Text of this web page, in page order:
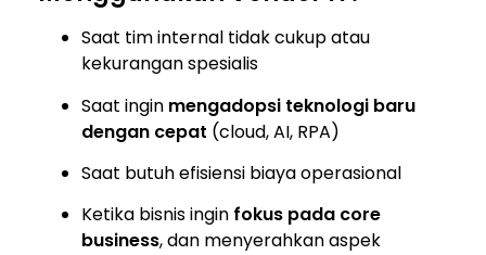
Saat tim internal tidak cukup atau
kekurangan spesialis
Saat ingin mengadopsi teknologi baru
dengan cepat (cloud, AI, RPA)
Saat butuh efisiensi biaya operasional
Ketika bisnis ingin fokus pada core
business, dan menyerahkan aspek